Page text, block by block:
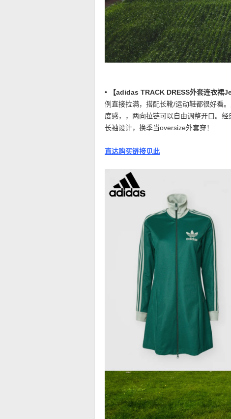
• 【adidas TRACK DRESS外套连衣裙
例直接拉满，搭配长靴/运动鞋都很好看
度感，，两向拉链可以自由调整开口。
长袖设计，换季当oversize外套穿！
直达购买链接见此